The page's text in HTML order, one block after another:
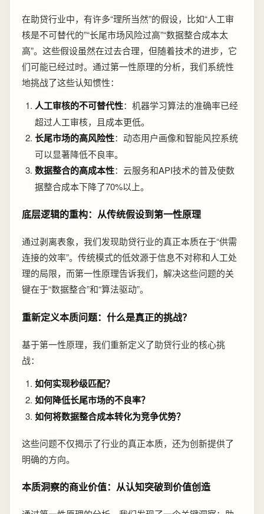
在助贷行业中，有许多“理所当然”的假设，比如“人工审
核是不可替代的”“长尾市场风险过高”“数据整合成本太
高”。这些假设虽然在过去合理，但随着技术的进步，它
们可能已经过时。通过第一性原理的分析，我们系统性
地挑战了这些认知惯性：
人工审核的不可替代性：机器学习算法的准确率已经
超过人工审核，且成本更低。
长尾市场的高风险性：动态用户画像和智能风控系统
可以显著降低不良率。
数据整合的高成本性：云服务和API技术的普及使数
据整合成本下降了70%以上。
底层逻辑的重构：从传统假设到第一性原理
通过剥离表象，我们发现助贷行业的真正本质在于“供需
连接的效率”。传统模式的低效源于信息不对称和人工处
理的局限，而第一性原理告诉我们，解决这些问题的关
键在于“数据整合”和“算法驱动”。
重新定义本质问题：什么是真正的挑战？
基于第一性原理，我们重新定义了助贷行业的核心挑
战：
如何实现秒级匹配？
如何降低长尾市场的不良率？
如何将数据整合成本转化为竞争优势？
这些问题不仅揭示了行业的真正本质，还为创新提供了
明确的方向。
本质洞察的商业价值：从认知突破到价值创造